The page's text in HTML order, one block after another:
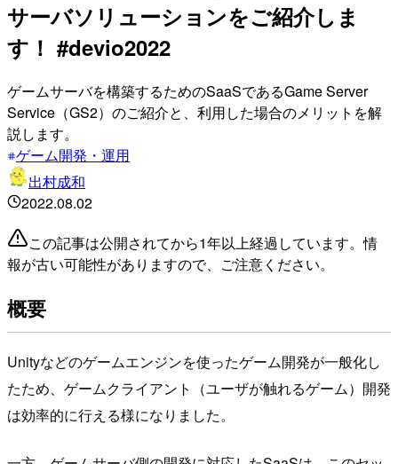
サーバソリューションをご紹介しま
す！ #devio2022
ゲームサーバを構築するためのSaaSであるGame Server
Service（GS2）のご紹介と、利用した場合のメリットを解
説します。
ゲーム開発・運用
出村成和
2022.08.02
この記事は公開されてから1年以上経過しています。情
報が古い可能性がありますので、ご注意ください。
概要
Unityなどのゲームエンジンを使ったゲーム開発が一般化し
たため、ゲームクライアント（ユーザが触れるゲーム）開発
は効率的に行える様になりました。